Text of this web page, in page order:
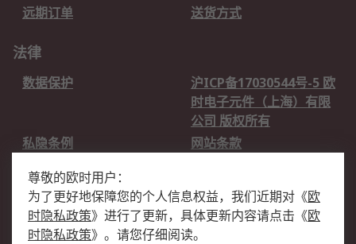
远期订单
送货方式
法律
数据保护
沪ICP备17030544号-5 欧
时电子元件（上海）有限
公司 版权所有
私隐条例
网站条款
关于欧时
欧时销售条款
账户和付款
尊敬的欧时用户：
为了更好地保障您的个人信息权益，我们近期对 《欧
时隐私政策》 进行了更新，具体更新内容请点击 《欧
时隐私政策》 。请您仔细阅读。